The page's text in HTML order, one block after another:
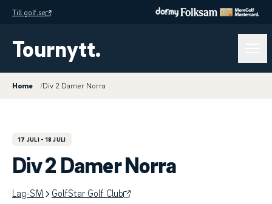
Till golf.se
Tournytt.
Home /Div 2 Damer Norra
17 JULI - 18 JULI
Div 2 Damer Norra
Lag-SM GolfStar Golf Club